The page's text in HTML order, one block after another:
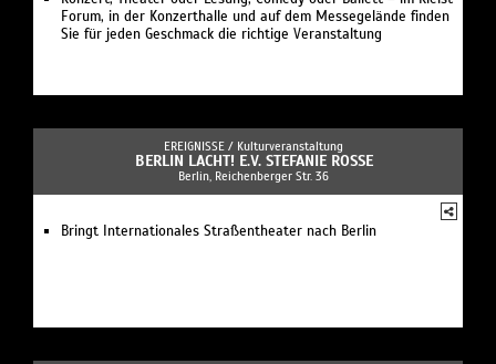
Forum, in der Konzerthalle und auf dem Messegelände finden
Sie für jeden Geschmack die richtige Veranstaltung
EREIGNISSE / Kulturveranstaltung
BERLIN LACHT! E.V. STEFANIE ROSSE
Berlin, Reichenberger Str. 36
Bringt Internationales Straßentheater nach Berlin